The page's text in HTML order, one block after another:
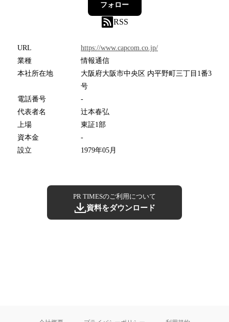
フォロー
RSS
URL
https://www.capcom.co.jp/
業種
情報通信
本社所在地
大阪府大阪市中央区 内平野町三丁目1番3
号
電話番号
-
代表者名
辻本春弘
上場
東証1部
資本金
-
設立
1979年05月
PR TIMESのご利用について
資料をダウンロード